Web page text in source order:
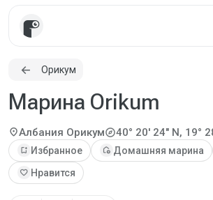
Орикум
Марина Orikum
location_onАлбания Орикумexplore40° 20' 24" N, 19°
bookmark_add Избранное add_home Домашняя марина
favorite Нравится